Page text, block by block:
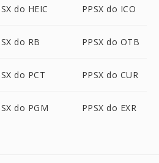
do HEIC PPSX do ICO
do RB PPSX do OTB
do PCT PPSX do CUR
do PGM PPSX do EXR